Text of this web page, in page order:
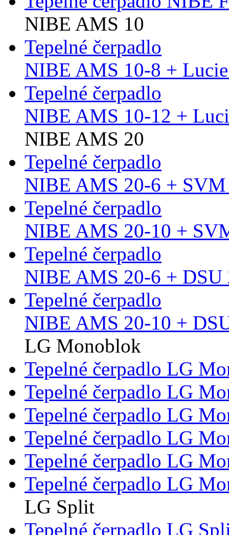
NIBE AMS 10
Tepelné čerpadlo
NIBE AMS 10-8 +
Tepelné čerpadlo
NIBE AMS 10-12 +
NIBE AMS 20
Tepelné čerpadlo
NIBE AMS 20-6 + SVM
Tepelné čerpadlo
NIBE AMS 20-10 +
Tepelné čerpadlo
NIBE AMS 20-6 + DSU
Tepelné čerpadlo
NIBE AMS 20-10 +
LG Monoblok
Tepelné čerpadlo LG
Tepelné čerpadlo LG
Tepelné čerpadlo LG
Tepelné čerpadlo LG
Tepelné čerpadlo LG
Tepelné čerpadlo LG
LG Split
Tepelné čerpadlo LG